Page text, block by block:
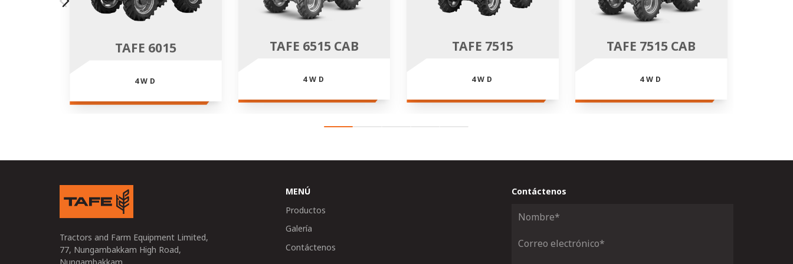
TAFE 6015
4WD
TAFE 6515 CAB
4WD
TAFE 7515
4WD
TAFE 7515 CAB
4WD
Tractors and Farm Equipment Limited,
77, Nungambakkam High Road,
Contáctenos
MENÚ
Productos
Galería
Contáctenos